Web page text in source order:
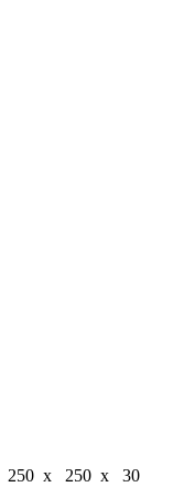
250 x 250 x 30